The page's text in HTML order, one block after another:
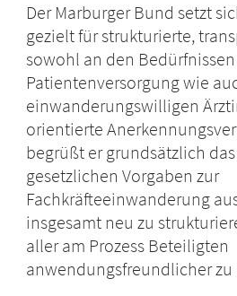
Der Marburger Bund setzt
gezielt für strukturierte,
sowohl an den
Patientenversorgung wie
einwanderungswilligen
orientierte
begrüßt er grundsätzlich
gesetzlichen Vorgaben zur
Fachkräfteeinwanderung
insgesamt neu zu
aller am Prozess Beteiligten
anwendungsfreundlicher zu